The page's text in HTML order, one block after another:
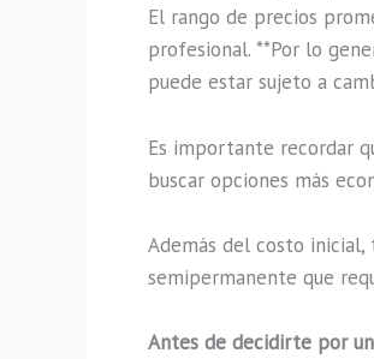
El rango de precios
profesional. **Por lo
puede estar sujeto a
Es importante recordar
buscar opciones más
Además del costo
semipermanente que
Antes de decidirte por